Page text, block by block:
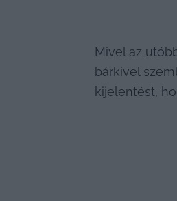
Mivel az
bárkivel
kijelentést,